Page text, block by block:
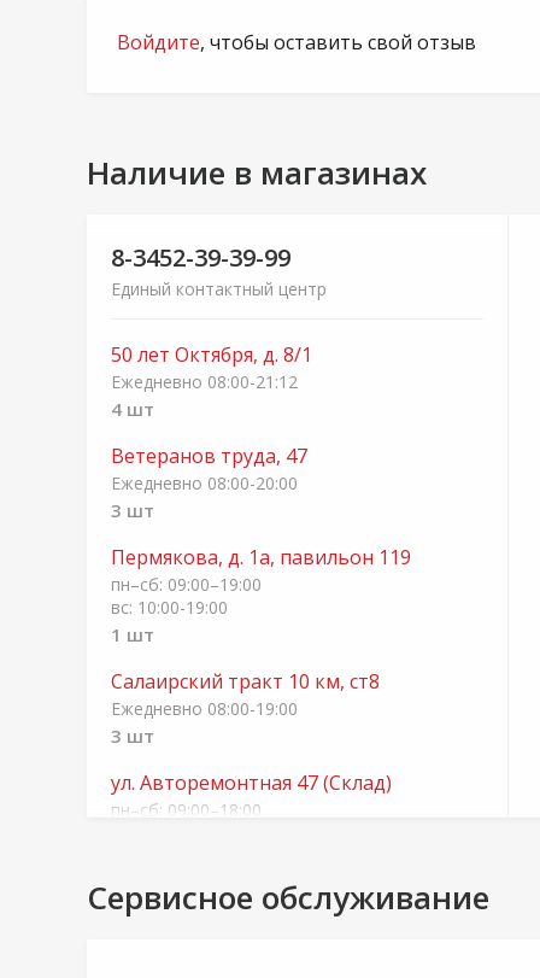
Войдите, чтобы оставить свой отзыв
Наличие в магазинах
8-3452-39-39-99
Единый контактный центр
50 лет Октября, д. 8/1
Ежедневно 08:00-21:12
4 шт
Ветеранов труда, 47
Ежедневно 08:00-20:00
3 шт
Пермякова, д. 1а, павильон 119
пн–сб: 09:00–19:00
вс: 10:00-19:00
1 шт
Салаирский тракт 10 км, ст8
Ежедневно 08:00-19:00
3 шт
ул. Авторемонтная 47 (Склад)
пн–cб: 09:00–18:00
Черепанова, 29
Сервисное обслуживание